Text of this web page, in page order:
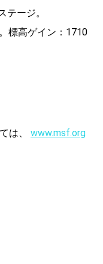
テージ。
標高ゲイン：1710
は、 www.msf.org